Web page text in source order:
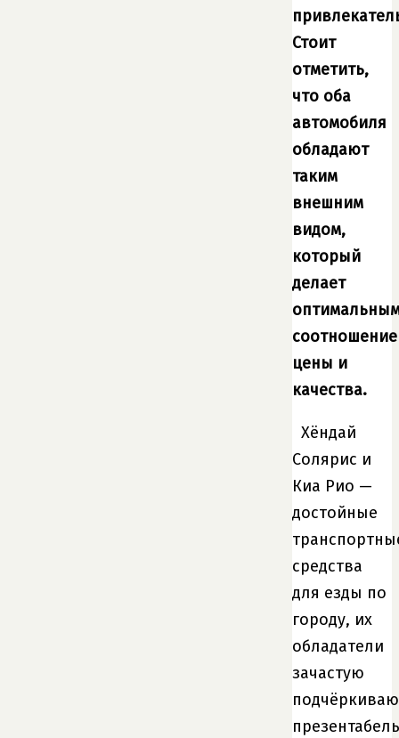
Стоит
отметить,
что оба
автомобиля
обладают
таким
внешним
видом,
который
делает
соотношение
цены и
качества.
Хёндай
Солярис и
Киа Рио —
достойные
средства
для езды по
городу, их
обладатели
зачастую